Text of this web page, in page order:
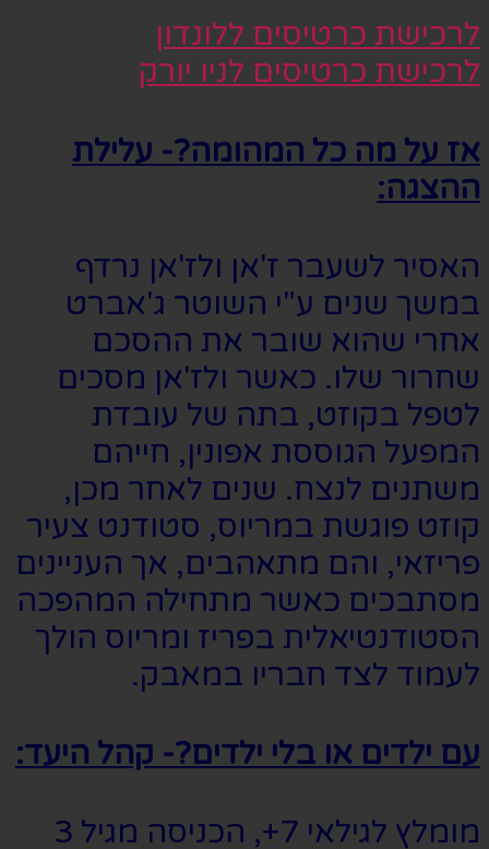
לרכישת כרטיסים ללונדון
לרכישת כרטיסים לניו יורק
אז על מה כל המהומה?- עלילת
ההצגה:
האסיר לשעבר ז'אן ולז'אן נרדף
במשך שנים ע"י השוטר ג'אברט
אחרי שהוא שובר את ההסכם
שחרור שלו. כאשר ולז'אן מסכים
לטפל בקוזט, בתה של עובדת
המפעל הגוססת אפונין, חייהם
משתנים לנצח. שנים לאחר מכן,
קוזט פוגשת במריוס, סטודנט צעיר
פריזאי, והם מתאהבים, אך העניינים
מסתבכים כאשר מתחילה המהפכה
הסטודנטיאלית בפריז ומריוס הולך
לעמוד לצד חבריו במאבק.
עם ילדים או בלי ילדים?- קהל היעד:
מומלץ לגילאי 7+, הכניסה מגיל 3